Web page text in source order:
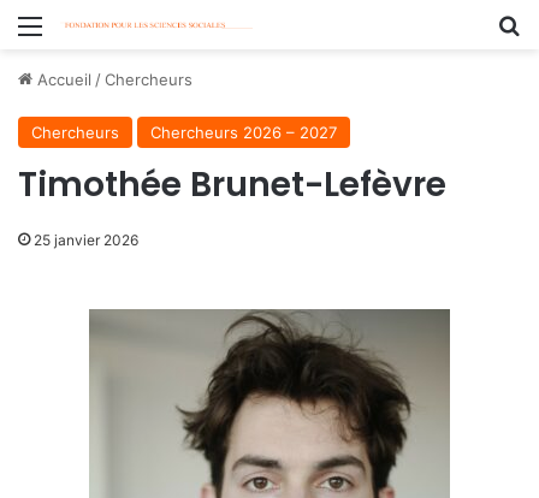
Menu
Accueil /Chercheurs
Chercheurs Chercheurs 2026 – 2027
Timothée Brunet-Lefèvre
25 janvier 2026